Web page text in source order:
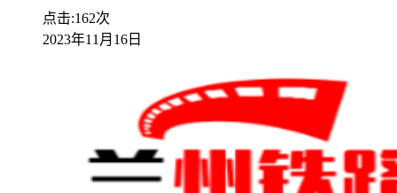
点击:162次
2023年11月16日